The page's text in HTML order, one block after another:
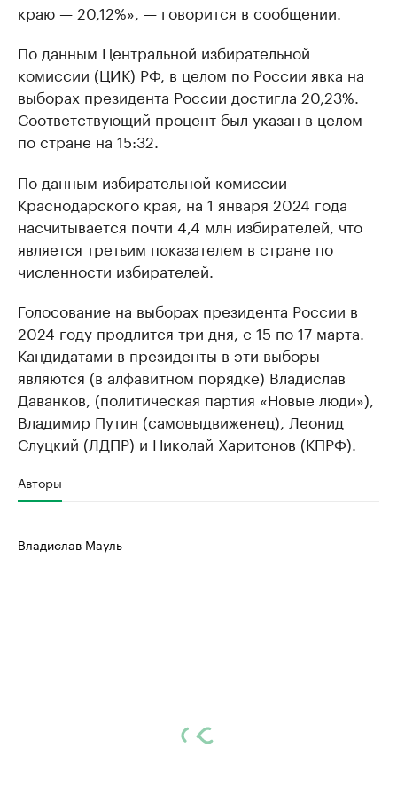
краю — 20,12%», — говорится в сообщении.
По данным Центральной избирательной
комиссии (ЦИК) РФ, в целом по России явка на
выборах президента России достигла 20,23%.
Соответствующий процент был указан в целом
по стране на 15:32.
По данным избирательной комиссии
Краснодарского края, на 1 января 2024 года
насчитывается почти 4,4 млн избирателей, что
является третьим показателем в стране по
численности избирателей.
Голосование на выборах президента России в
2024 году продлится три дня, с 15 по 17 марта.
Кандидатами в президенты в эти выборы
являются (в алфавитном порядке) Владислав
Даванков, (политическая партия «Новые люди»),
Владимир Путин (самовыдвиженец), Леонид
Слуцкий (ЛДПР) и Николай Харитонов (КПРФ).
Авторы
Владислав Мауль